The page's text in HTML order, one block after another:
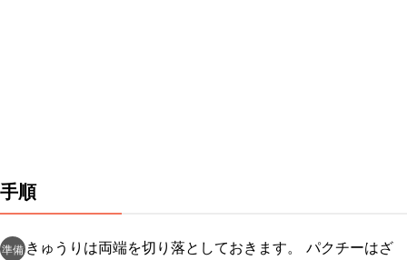
手順
準備 きゅうりは両端を切り落としておきます。 パクチーはざ